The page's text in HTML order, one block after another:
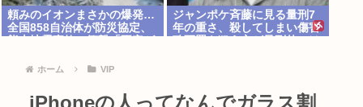
頼みのイオンまさかの爆発…
全国858自治体が防災協定、
ジャンポケ斉藤に見る量刑7
年の重さ、殺してしまい傷害
ホーム VIP
iPhoneの人ってなんでガラス割